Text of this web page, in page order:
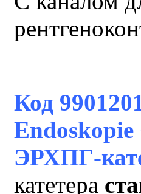
Код
ЭРХПГ-
катетера